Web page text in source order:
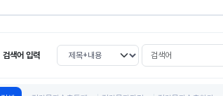
검색어 입력 검색 조건 선택 검색어